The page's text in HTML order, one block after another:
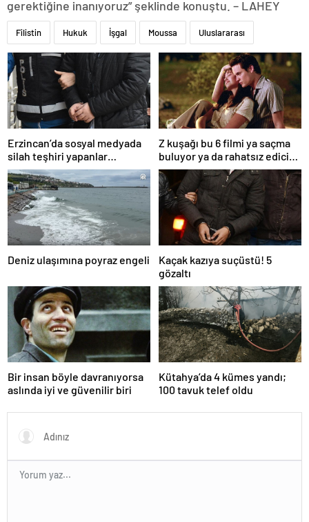
gerektiğine inanıyoruz” şeklinde konuştu. – LAHEY
Filistin Hukuk İşgal Moussa Uluslararası
Erzincan’da sosyal medyada
silah teşhiri yapanlar
yakalandı
Z kuşağı bu 6 filmi ya saçma
buluyor ya da rahatsız edici
ve toksik!
Deniz ulaşımına poyraz engeli
Kaçak kazıya suçüstü! 5
gözaltı
Bir insan böyle davranıyorsa
aslında iyi ve güvenilir biri
Kütahya’da 4 kümes yandı;
100 tavuk telef oldu